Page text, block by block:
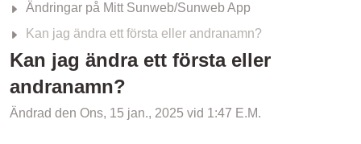
Ändringar på Mitt Sunweb/Sunweb App
Kan jag ändra ett första eller andranamn?
Kan jag ändra ett första eller
andranamn?
Ändrad den Ons, 15 jan., 2025 vid 1:47 E.M.